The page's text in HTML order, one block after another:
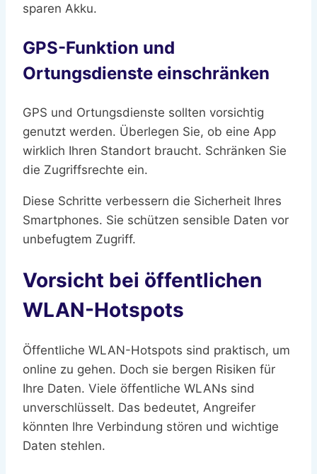
sparen Akku.
GPS-Funktion und
Ortungsdienste einschränken
GPS und Ortungsdienste sollten vorsichtig
genutzt werden. Überlegen Sie, ob eine App
wirklich Ihren Standort braucht. Schränken Sie
die Zugriffsrechte ein.
Diese Schritte verbessern die Sicherheit Ihres
Smartphones. Sie schützen sensible Daten vor
unbefugtem Zugriff.
Vorsicht bei öffentlichen
WLAN-Hotspots
Öffentliche WLAN-Hotspots sind praktisch, um
online zu gehen. Doch sie bergen Risiken für
Ihre Daten. Viele öffentliche WLANs sind
unverschlüsselt. Das bedeutet, Angreifer
könnten Ihre Verbindung stören und wichtige
Daten stehlen.